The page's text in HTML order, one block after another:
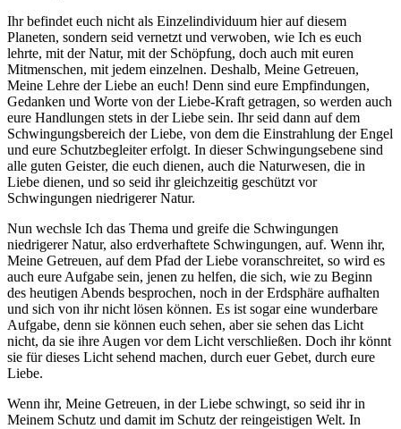
Ihr befindet euch nicht als Einzelindividuum hier auf diesem
Planeten, sondern seid vernetzt und verwoben, wie Ich es euch
lehrte, mit der Natur, mit der Schöpfung, doch auch mit euren
Mitmenschen, mit jedem einzelnen. Deshalb, Meine Getreuen,
Meine Lehre der Liebe an euch! Denn sind eure Empfindungen,
Gedanken und Worte von der Liebe-Kraft getragen, so werden auch
eure Handlungen stets in der Liebe sein. Ihr seid dann auf dem
Schwingungsbereich der Liebe, von dem die Einstrahlung der Engel
und eure Schutzbegleiter erfolgt. In dieser Schwingungsebene sind
alle guten Geister, die euch dienen, auch die Naturwesen, die in
Liebe dienen, und so seid ihr gleichzeitig geschützt vor
Schwingungen niedrigerer Natur.
Nun wechsle Ich das Thema und greife die Schwingungen
niedrigerer Natur, also erdverhaftete Schwingungen, auf. Wenn ihr,
Meine Getreuen, auf dem Pfad der Liebe voranschreitet, so wird es
auch eure Aufgabe sein, jenen zu helfen, die sich, wie zu Beginn
des heutigen Abends besprochen, noch in der Erdsphäre aufhalten
und sich von ihr nicht lösen können. Es ist sogar eine wunderbare
Aufgabe, denn sie können euch sehen, aber sie sehen das Licht
nicht, da sie ihre Augen vor dem Licht verschließen. Doch ihr könnt
sie für dieses Licht sehend machen, durch euer Gebet, durch eure
Liebe.
Wenn ihr, Meine Getreuen, in der Liebe schwingt, so seid ihr in
Meinem Schutz und damit im Schutz der reingeistigen Welt. In